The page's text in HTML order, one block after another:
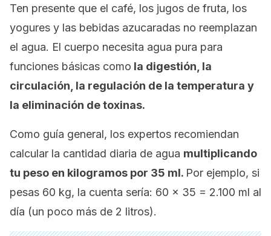
Ten presente que el café, los jugos de fruta, los
yogures y las bebidas azucaradas no reemplazan
el agua. El cuerpo necesita agua pura para
funciones básicas como la digestión, la
circulación, la regulación de la temperatura y
la eliminación de toxinas.
Como guía general, los expertos recomiendan
calcular la cantidad diaria de agua multiplicando
tu peso en kilogramos por 35 ml. Por ejemplo, si
pesas 60 kg, la cuenta sería: 60 × 35 = 2.100 ml al
día (un poco más de 2 litros).